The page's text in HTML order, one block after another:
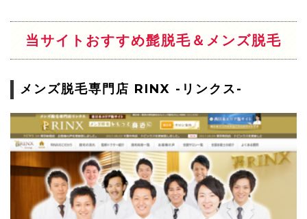
当サイトおすすめ髭脱毛＆メンズ脱毛
メンズ脱毛専門店 RINX -リンクス-